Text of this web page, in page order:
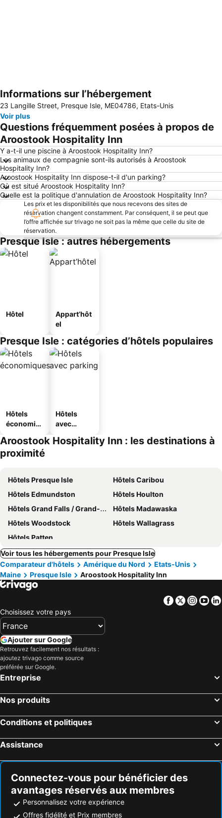
Agrandir la carte
Informations sur l’hébergement
23 Langille Street, Presque Isle, ME04786, Etats-Unis
Voir plus
Questions fréquemment posées à propos de
Aroostook Hospitality Inn
Y a-t-il une piscine à Aroostook Hospitality Inn?
Les animaux de compagnie sont-ils autorisés à Aroostook
Hospitality Inn?
Aroostook Hospitality Inn dispose-t-il d'un parking?
Où est situé Aroostook Hospitality Inn?
Quelle est la politique d'annulation de Aroostook Hospitality Inn?
Les prix et les disponibilités que nous recevons des sites de
réservation changent constamment. Par conséquent, il se peut que
l’offre affichée sur trivago ne soit pas la même que celle du site de
réservation.
Presque Isle : autres hébergements
Hôtel
Appart’hôt
el
Presque Isle : catégories d’hôtels populaires
Hôtels
économiq
Hôtels
avec
Aroostook Hospitality Inn : les destinations à
proximité
Hôtels Presque Isle
Hôtels Caribou
Hôtels Edmundston
Hôtels Houlton
Hôtels Grand Falls / Grand-Sault
Hôtels Madawaska
Hôtels Woodstock
Hôtels Wallagrass
Hôtels Patten
Voir tous les hébergements pour Presque Isle
Comparateur d'hôtels
Amérique du Nord
Etats-Unis
Maine
Presque Isle Aroostook Hospitality Inn
Facebook
Twitter
Choisissez votre pays
Ajouter sur Google
Retrouvez facilement nos résultats :
ajoutez trivago comme source
préférée sur Google.
Entreprise
Nos produits
Conditions et politiques
Assistance
Connectez-vous pour bénéficier des
avantages réservés aux membres
Personnalisez votre expérience
Offres fidélité et Prix membres